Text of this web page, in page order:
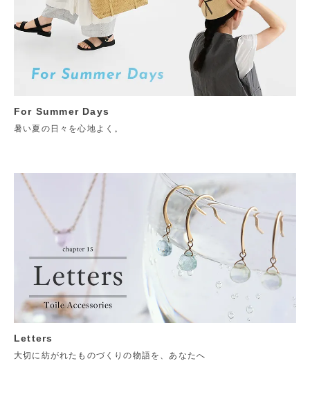
For Summer Days
暑い夏の日々を心地よく。
Letters
大切に紡がれたものづくりの物語を、あなたへ